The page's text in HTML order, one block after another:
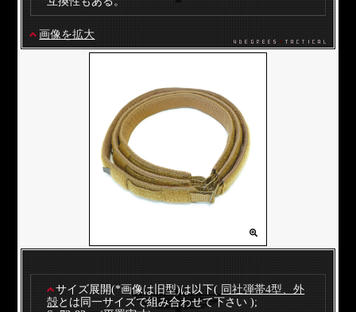
画像を拡大
サイズ展開(*画像は旧型)は以下(同社弾帯4型、外
殻とは同一サイズで組み合わせて下さい );